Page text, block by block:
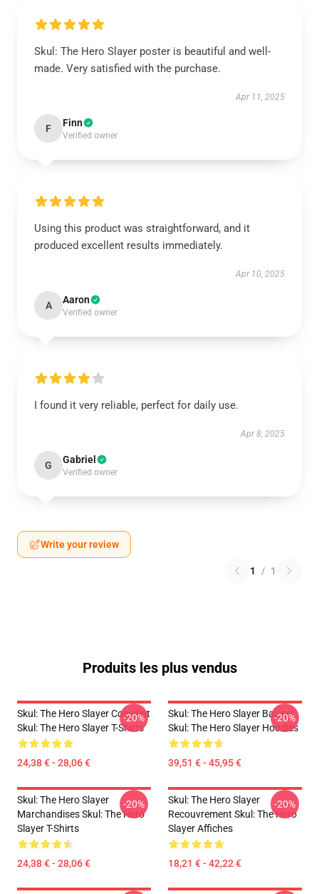
Skul: The Hero Slayer poster is beautiful and well-
made. Very satisfied with the purchase.
Apr 11, 2025
F Finn
Verified owner
Using this product was straightforward, and it
produced excellent results immediately.
Apr 10, 2025
A Aaron
Verified owner
I found it very reliable, perfect for daily use.
Apr 8, 2025
G Gabriel
Verified owner
Write your review
1 / 1
Produits les plus vendus
Skul: The Hero Slayer Convient
Skul: The Hero Slayer T-Shirts
24,38 € - 28,06 €
-20%
Skul: The Hero Slayer Baisse
Skul: The Hero Slayer Hoodies
39,51 € - 45,95 €
-20%
Skul: The Hero Slayer
Marchandises Skul: The Hero
Slayer T-Shirts
24,38 € - 28,06 €
-20%
Skul: The Hero Slayer
Recouvrement Skul: The Hero
Slayer Affiches
18,21 € - 42,22 €
-20%